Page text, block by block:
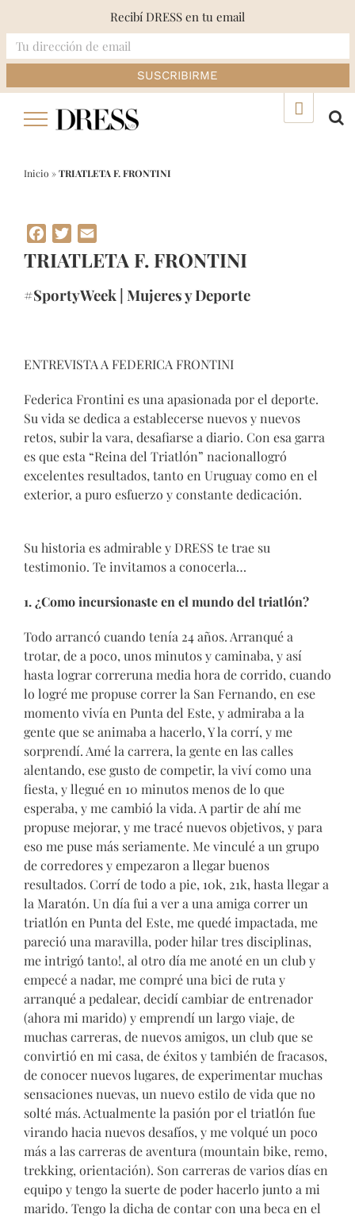
Inicio »TRIATLETA F. FRONTINI
Facebook
Twitter
TRIATLETA F. FRONTINI
#SportyWeek | Mujeres y Deporte
ENTREVISTA A FEDERICA FRONTINI
Federica Frontini es una apasionada por el deporte.
Su vida se dedica a establecerse nuevos y nuevos
retos, subir la vara, desafiarse a diario. Con esa garra
es que esta “Reina del Triatlón” nacionallogró
excelentes resultados, tanto en Uruguay como en el
exterior, a puro esfuerzo y constante dedicación.
Su historia es admirable y DRESS te trae su
testimonio. Te invitamos a conocerla…
1. ¿Como incursionaste en el mundo del triatlón?
Todo arrancó cuando tenía 24 años. Arranqué a
trotar, de a poco, unos minutos y caminaba, y así
hasta lograr correruna media hora de corrido, cuando
lo logré me propuse correr la San Fernando, en ese
momento vivía en Punta del Este, y admiraba a la
gente que se animaba a hacerlo, Y la corrí, y me
sorprendí. Amé la carrera, la gente en las calles
alentando, ese gusto de competir, la viví como una
fiesta, y llegué en 10 minutos menos de lo que
esperaba, y me cambió la vida. A partir de ahí me
propuse mejorar, y me tracé nuevos objetivos, y para
eso me puse más seriamente. Me vinculé a un grupo
de corredores y empezaron a llegar buenos
resultados. Corrí de todo a pie, 10k, 21k, hasta llegar a
la Maratón. Un día fui a ver a una amiga correr un
triatlón en Punta del Este, me quedé impactada, me
pareció una maravilla, poder hilar tres disciplinas,
me intrigó tanto!, al otro día me anoté en un club y
empecé a nadar, me compré una bici de ruta y
arranqué a pedalear, decidí cambiar de entrenador
(ahora mi marido) y emprendí un largo viaje, de
muchas carreras, de nuevos amigos, un club que se
convirtió en mi casa, de éxitos y también de fracasos,
de conocer nuevos lugares, de experimentar muchas
sensaciones nuevas, un nuevo estilo de vida que no
solté más. Actualmente la pasión por el triatlón fue
virando hacia nuevos desafíos, y me volqué un poco
más a las carreras de aventura (mountain bike, remo,
trekking, orientación). Son carreras de varios días en
equipo y tengo la suerte de poder hacerlo junto a mi
marido. Tengo la dicha de contar con una beca en el
Recibí DRESS en tu email